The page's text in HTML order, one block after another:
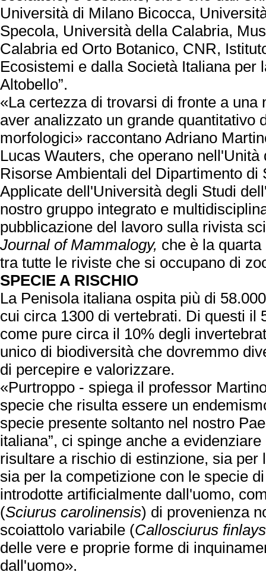
Università di Milano Bicocca,
Specola, Università della Calabria,
Calabria ed Orto Botanico, CNR,
Ecosistemi e dalla Società Italiana per
Altobello”.
«La certezza di trovarsi di fronte a una
aver analizzato un grande quantitativo
morfologici» raccontano Adriano
Lucas Wauters, che operano
Risorse Ambientali del Dipartimento di
Applicate dell'Università degli Studi
nostro gruppo integrato e
pubblicazione del lavoro sulla rivista
Journal of Mammalogy, che è la
tra tutte le riviste che si occupano di
SPECIE A RISCHIO
La Penisola italiana ospita più di
cui circa 1300 di vertebrati. Di questi il
come pure circa il 10% degli
unico di biodiversità che dovremmo
di percepire e valorizzare.
«Purtroppo - spiega il professor
specie che risulta essere un
specie presente soltanto nel nostro
italiana”, ci spinge anche a
risultare a rischio di estinzione, sia per
sia per la competizione con le specie
introdotte artificialmente dall'uomo,
(Sciurus carolinensis) di provenienza
scoiattolo variabile (Callosciurus
delle vere e proprie forme di
dall'uomo».